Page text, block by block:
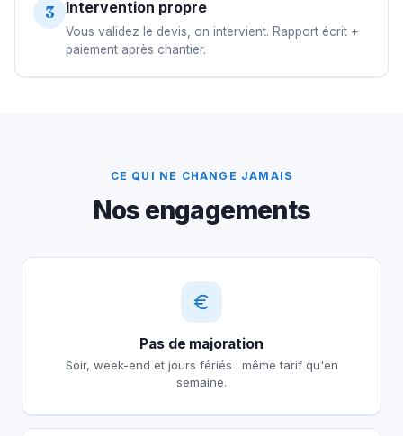
3 Intervention propre
Vous validez le devis, on intervient. Rapport écrit +
paiement après chantier.
CE QUI NE CHANGE JAMAIS
Nos engagements
Pas de majoration
Soir, week-end et jours fériés : même tarif qu'en
semaine.